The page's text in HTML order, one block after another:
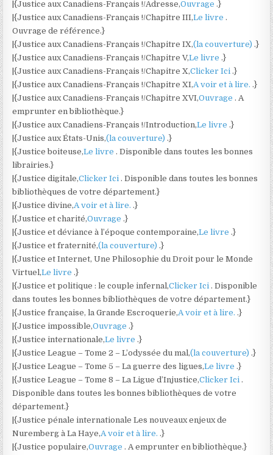
|{Justice aux Canadiens-Français !/Adresse,Ouvrage.}
|{Justice aux Canadiens-Français !/Chapitre III,Le livre.
Ouvrage de référence.}
|{Justice aux Canadiens-Français !/Chapitre IX,(la couverture).}
|{Justice aux Canadiens-Français !/Chapitre V,Le livre.}
|{Justice aux Canadiens-Français !/Chapitre X,Clicker Ici.}
|{Justice aux Canadiens-Français !/Chapitre XI,A voir et à lire..}
|{Justice aux Canadiens-Français !/Chapitre XVI,Ouvrage. A
emprunter en bibliothèque.}
|{Justice aux Canadiens-Français !/Introduction,Le livre.}
|{Justice aux États-Unis,(la couverture).}
|{Justice boiteuse,Le livre. Disponible dans toutes les bonnes
librairies.}
|{Justice digitale,Clicker Ici. Disponible dans toutes les bonnes
bibliothèques de votre département.}
|{Justice divine,A voir et à lire..}
|{Justice et charité,Ouvrage.}
|{Justice et déviance à l’époque contemporaine,Le livre.}
|{Justice et fraternité,(la couverture).}
|{Justice et Internet, Une Philosophie du Droit pour le Monde
Virtuel,Le livre.}
|{Justice et politique : le couple infernal,Clicker Ici. Disponible
dans toutes les bonnes bibliothèques de votre département.}
|{Justice française, la Grande Escroquerie,A voir et à lire..}
|{Justice impossible,Ouvrage.}
|{Justice internationale,Le livre.}
|{Justice League – Tome 2 – L’odyssée du mal,(la couverture).}
|{Justice League – Tome 5 – La guerre des ligues,Le livre.}
|{Justice League – Tome 8 – La Ligue d’Injustice,Clicker Ici.
Disponible dans toutes les bonnes bibliothèques de votre
département.}
|{Justice pénale internationale Les nouveaux enjeux de
Nuremberg à La Haye,A voir et à lire..}
|{Justice populaire,Ouvrage. A emprunter en bibliothèque.}